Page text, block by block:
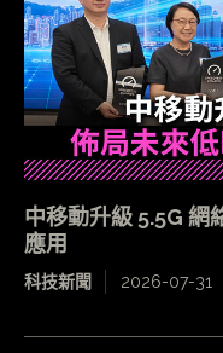
中移動升級 5.5G
應用
科技新聞 2026-07-31